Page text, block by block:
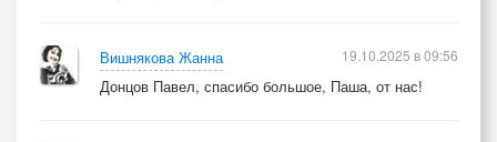
Вишнякова Жанна
Донцов Павел, спасибо большое, Паша, от нас!
19.10.2025 в 09:56